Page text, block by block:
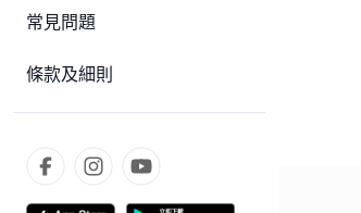
常見問題
條款及細則